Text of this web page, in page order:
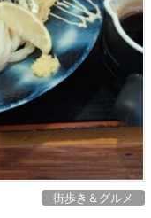
街歩き＆グルメ